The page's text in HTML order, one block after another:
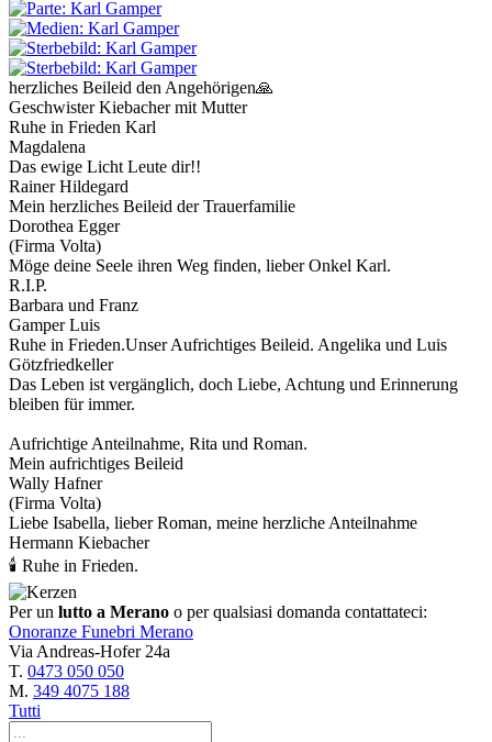
herzliches Beileid den Angehörigen🙏
Geschwister Kiebacher mit Mutter
Ruhe in Frieden Karl
Magdalena
Das ewige Licht Leute dir!!
Rainer Hildegard
Mein herzliches Beileid der Trauerfamilie
Dorothea Egger
(Firma Volta)
Möge deine Seele ihren Weg finden, lieber Onkel Karl.
R.I.P.
Barbara und Franz
Gamper Luis
Ruhe in Frieden.Unser Aufrichtiges Beileid. Angelika und Luis
Götzfriedkeller
Das Leben ist vergänglich, doch Liebe, Achtung und Erinnerung
bleiben für immer.
Aufrichtige Anteilnahme, Rita und Roman.
Mein aufrichtiges Beileid
Wally Hafner
(Firma Volta)
Liebe Isabella, lieber Roman, meine herzliche Anteilnahme
Hermann Kiebacher
🕯 Ruhe in Frieden.
Per un lutto a Merano o per qualsiasi domanda contattateci:
Onoranze Funebri Merano
Via Andreas-Hofer 24a
T. 0473 050 050
M. 349 4075 188
Tutti